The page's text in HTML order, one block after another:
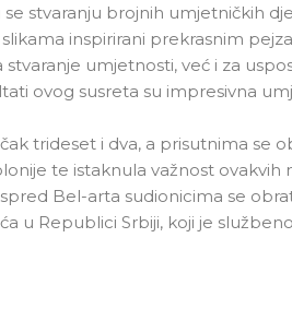
stvaranju brojnih umjetničkih
inspirirani prekrasnim
umjetnosti, već i za
ovog susreta su impresivna
trideset i dva, a prisutnima se
te istaknula važnost ovakvih
Bel-arta sudionicima se
u Republici Srbiji, koji je službeno